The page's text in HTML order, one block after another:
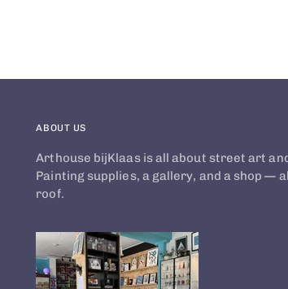
ABOUT US
Arthouse bijKlaas is all about street art
Painting supplies, a gallery, and a shop —
roof.